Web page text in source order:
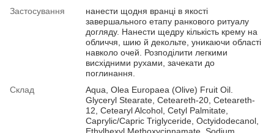
Застосування
нанести щодня вранці в якості
завершального етапу ранкового ритуалу
догляду. Нанести щедру кількість крему на
обличчя, шию й декольте, уникаючи області
навколо очей. Розподілити легкими
висхідними рухами, зачекати до
поглинання.
Склад
Aqua, Olea Europaea (Olive) Fruit Oil.
Glyceryl Stearate, Ceteareth-20, Ceteareth-
12, Cetearyl Alcohol, Cetyl Palmitate,
Caprylic/Capric Triglyceride, Octyidodecanol,
Ethylhexyl Methoxycinnamate, Sodium